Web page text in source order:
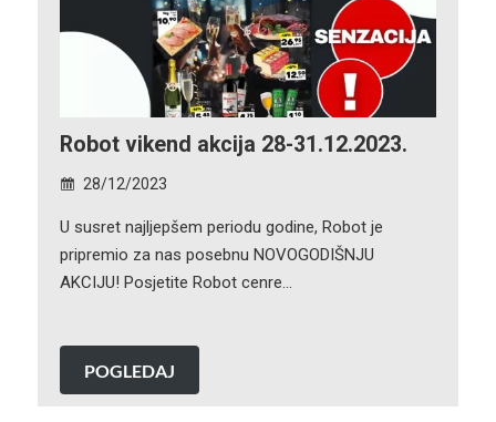
Robot vikend akcija 28-31.12.2023.
28/12/2023
U susret najljepšem periodu godine, Robot je
pripremio za nas posebnu NOVOGODIŠNJU
AKCIJU! Posjetite Robot cenre…
POGLEDAJ